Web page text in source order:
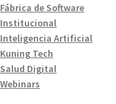
Fábrica de Software
Institucional
Inteligencia Artificial
Kuning Tech
Salud Digital
Webinars